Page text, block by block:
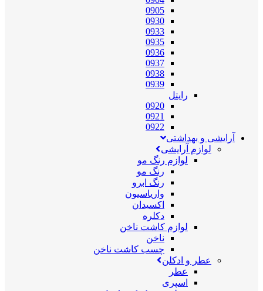
0905
0930
0933
0935
0936
0937
0938
0939
رایتل
0920
0921
0922
آرایشی و بهداشتی
لوازم آرایشی
لوازم رنگ مو
رنگ مو
رنگ ابرو
واریاسیون
اکسیدان
دکلره
لوازم کاشت ناخن
ناخن
چسب کاشت ناخن
عطر و ادکلن
عطر
اسپری